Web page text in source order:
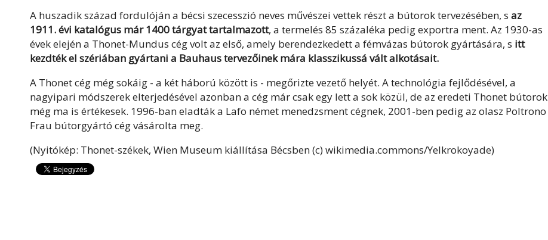
A huszadik század fordulóján a bécsi szecesszió neves művészei vettek részt a bútorok tervezésében, s az
1911. évi katalógus már 1400 tárgyat tartalmazott, a termelés 85 százaléka pedig exportra ment. Az 1930-as
évek elején a Thonet-Mundus cég volt az első, amely berendezkedett a fémvázas bútorok gyártására, s itt
kezdték el szériában gyártani a Bauhaus tervezőinek mára klasszikussá vált alkotásait.
A Thonet cég még sokáig - a két háború között is - megőrizte vezető helyét. A technológia fejlődésével, a
nagyipari módszerek elterjedésével azonban a cég már csak egy lett a sok közül, de az eredeti Thonet bútorok
még ma is értékesek. 1996-ban eladták a Lafo német menedzsment cégnek, 2001-ben pedig az olasz Poltrono
Frau bútorgyártó cég vásárolta meg.
(Nyitókép: Thonet-székek, Wien Museum kiállítása Bécsben (c) wikimedia.commons/Yelkrokoyade)